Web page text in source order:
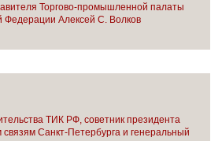
Торгово-промышленной палаты
Федерации Алексей С. Волков
ТИК РФ, советник президента
Санкт-Петербурга и генеральный